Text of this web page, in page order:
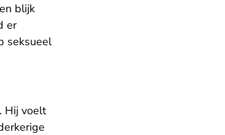
blijk
er
seksueel
Hij voelt